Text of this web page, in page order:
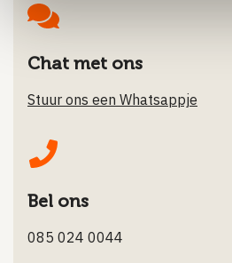
Chat met ons
Stuur ons een Whatsappje
Bel ons
085 024 0044